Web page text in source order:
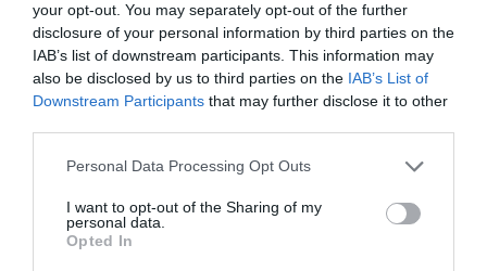
your opt-out. You may separately opt-out of the further
disclosure of your personal information by third parties on the
IAB’s list of downstream participants. This information may
also be disclosed by us to third parties on the IAB’s List of
Downstream Participants that may further disclose it to other
Personal Data Processing Opt Outs
I want to opt-out of the Sharing of my
personal data.
Opted In
cambios puede dejarte fuera de mercado muchos años.
Aun así, hay ejemplos de nuevas compañías en el
mundo del deporte creadas por profesionales con
mucha experiencia y que deciden libremente dejar todo
por una gran idea y negocio. Veremos cada vez más
para hacer cada vez las cosas mejor. Además,
mundo del deporte. LaLiga es el mejor ejemplo y se
está creando unpool
para ello con formación como los
másters de LaLiga, de la Universidad Europea, de Johan